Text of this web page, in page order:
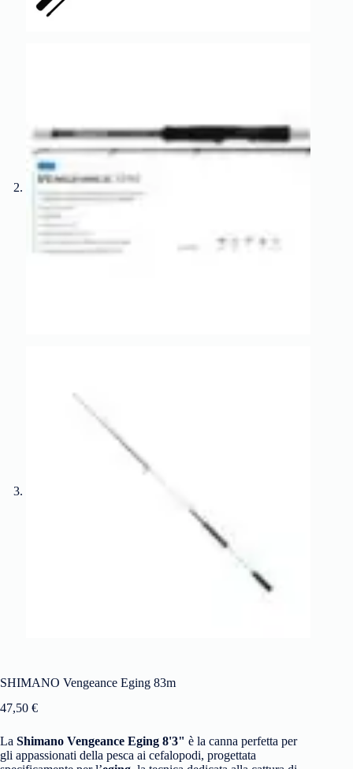
SHIMANO Vengeance Eging 83m
47,50 €
La Shimano Vengeance Eging 8'3" è la canna perfetta per
gli appassionati della pesca ai cefalopodi, progettata